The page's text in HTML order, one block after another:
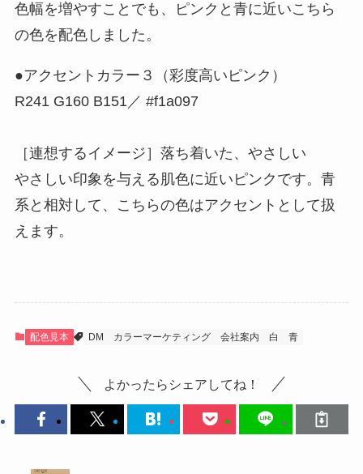
色幅を増やすことでも、ピンクと青に近いこちら
の色を配色しました。
●アクセントカラー３（彩度高いピンク）
R241 G160 B151／ #f1a097
［連想するイメージ］落ち着いた、やさしい
やさしい印象を与える肌色に近いピンクです。青
系と相対して、こちらの色はアクセントとして扱
えます。
配色見本 DM カラーマーケティング 会社案内 白 青
よかったらシェアしてね！